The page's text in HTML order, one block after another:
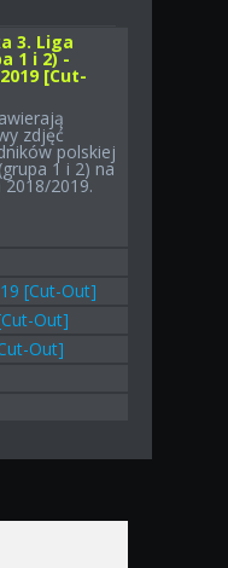
3. Liga
1 i 2) -
[Cut-
zdjęć
polskiej
1 i 2) na
2018/2019.
[Cut-Out]
Out]
Out]